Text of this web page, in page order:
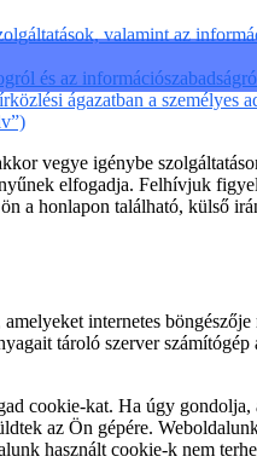
valamint az
és az
ágazatban a személyes
vegye igénybe
elfogadja. Felhívjuk
a honlapon található, külső
internetes
tároló szerver
cookie-kat. Ha úgy
az Ön gépére.
használt cookie-k nem